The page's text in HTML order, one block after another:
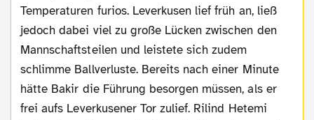
Temperaturen furios. Leverkusen lief früh an, ließ
jedoch dabei viel zu große Lücken zwischen den
Mannschaftsteilen und leistete sich zudem
schlimme Ballverluste. Bereits nach einer Minute
hätte Bakir die Führung besorgen müssen, als er
frei aufs Leverkusener Tor zulief. Rilind Hetemi